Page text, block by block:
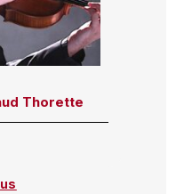
Thorette